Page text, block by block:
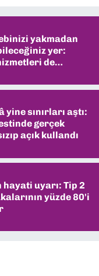
yakmadan
yer:
de
yine sınırları aştı:
gerçek
açık kullandı
hayati uyarı: Tip 2
yüzde 80'i